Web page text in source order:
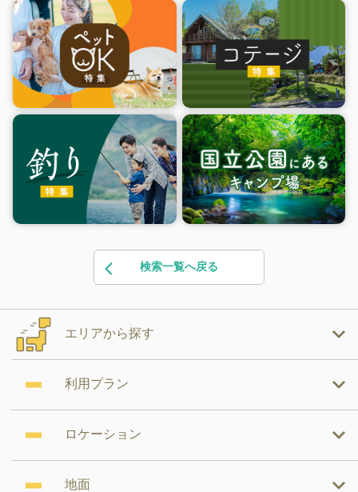
検索一覧へ戻る
エリアから探す
利用プラン
ロケーション
地面